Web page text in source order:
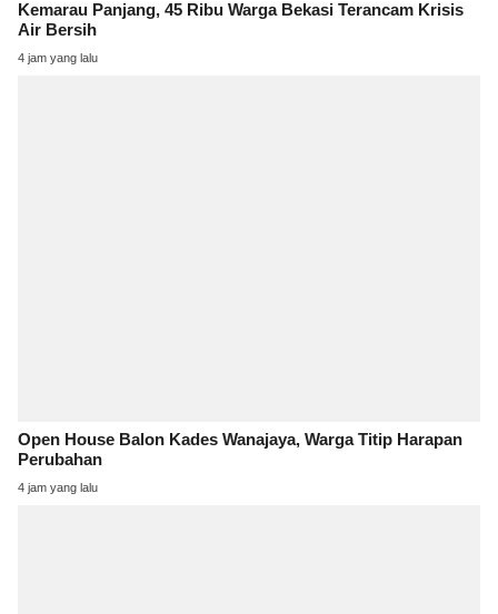
Kemarau Panjang, 45 Ribu Warga Bekasi Terancam Krisis
Air Bersih
4 jam yang lalu
Open House Balon Kades Wanajaya, Warga Titip Harapan
Perubahan
4 jam yang lalu